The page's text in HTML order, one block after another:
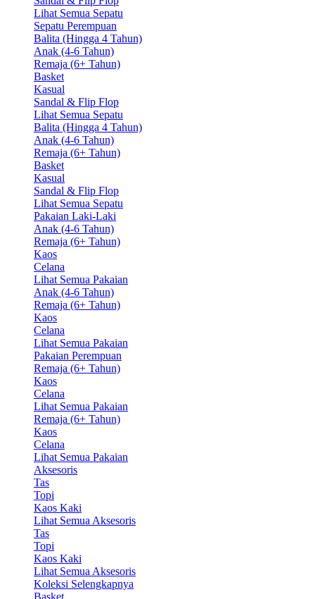
Lihat Semua Sepatu
Sepatu Perempuan
Balita (Hingga 4 Tahun)
Anak (4-6 Tahun)
Remaja (6+ Tahun)
Basket
Kasual
Sandal & Flip Flop
Lihat Semua Sepatu
Balita (Hingga 4 Tahun)
Anak (4-6 Tahun)
Remaja (6+ Tahun)
Basket
Kasual
Sandal & Flip Flop
Lihat Semua Sepatu
Pakaian Laki-Laki
Anak (4-6 Tahun)
Remaja (6+ Tahun)
Kaos
Celana
Lihat Semua Pakaian
Anak (4-6 Tahun)
Remaja (6+ Tahun)
Kaos
Celana
Lihat Semua Pakaian
Pakaian Perempuan
Remaja (6+ Tahun)
Kaos
Celana
Lihat Semua Pakaian
Remaja (6+ Tahun)
Kaos
Celana
Lihat Semua Pakaian
Aksesoris
Tas
Topi
Kaos Kaki
Lihat Semua Aksesoris
Tas
Topi
Kaos Kaki
Lihat Semua Aksesoris
Koleksi Selengkapnya
Basket